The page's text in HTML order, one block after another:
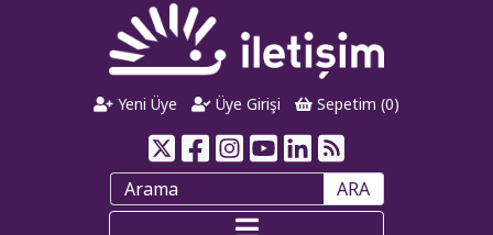
Yeni Üye Üye Girişi Sepetim (0)
ARA